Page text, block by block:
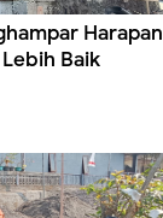
Harapan
Baik